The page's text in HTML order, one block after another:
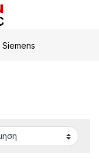
Siemens